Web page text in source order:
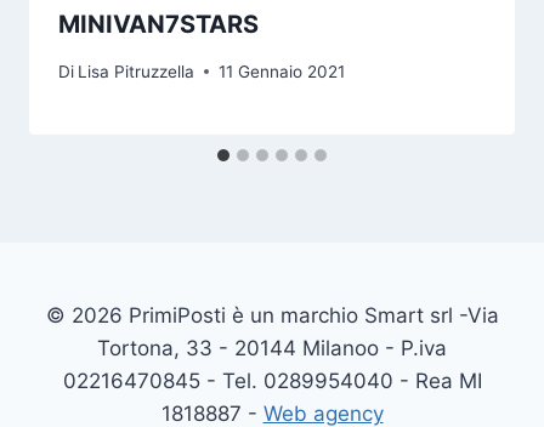
MINIVAN7STARS
Di Lisa Pitruzzella 11 Gennaio 2021
© 2026 PrimiPosti è un marchio Smart srl -Via
Tortona, 33 - 20144 Milanoo - P.iva
02216470845 - Tel. 0289954040 - Rea MI
1818887 - Web agency